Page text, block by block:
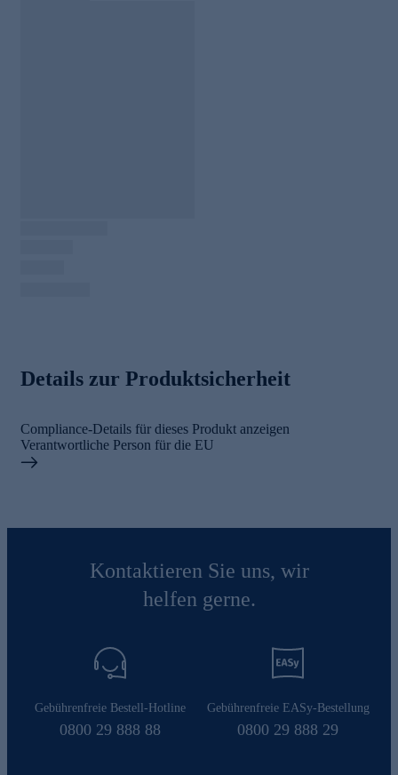
Details zur Produktsicherheit
Compliance-Details für dieses Produkt anzeigen
Verantwortliche Person für die EU
Kontaktieren Sie uns, wir
helfen gerne.
Gebührenfreie Bestell-Hotline
0800 29 888 88
Gebührenfreie EASy-Bestellung
0800 29 888 29